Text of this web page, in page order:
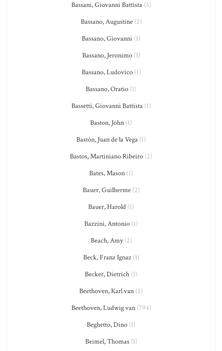
Bassani, Giovanni Battista(5)
Bassano, Augustine(2)
Bassano, Giovanni (1)
Bassano, Jeronimo(1)
Bassano, Ludovico(1)
Bassano, Oratio (1)
Bassetti, Giovanni Battista (1)
Baston, John (1)
Bastón, Juan de la Vega (1)
Bastos, Martiniano Ribeiro (2)
Bates, Mason (1)
Bauer, Guilherme(2)
Bauer, Harold (1)
Bazzini, Antonio (1)
Beach, Amy(2)
Beck, Franz Ignaz(1)
Becker, Dietrich (1)
Beethoven, Karl van (2)
Beethoven, Ludwig van(794)
Beghetto, Dino (1)
Beimel, Thomas(1)